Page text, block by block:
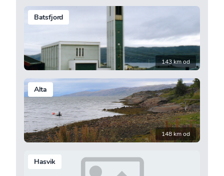
Batsfjord
143 km od
Alta
148 km od
Hasvik